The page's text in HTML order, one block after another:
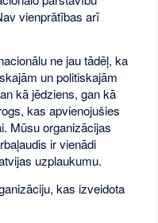
vienprātības arī
ne jau tādēļ, ka
un politiskajām
kā jēdziens, gan kā
kas apvienojušies
Mūsu organizācijas
ir vienādi
uzplaukumu.
kas izveidota